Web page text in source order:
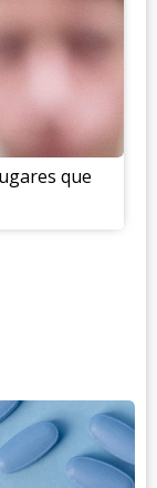
que